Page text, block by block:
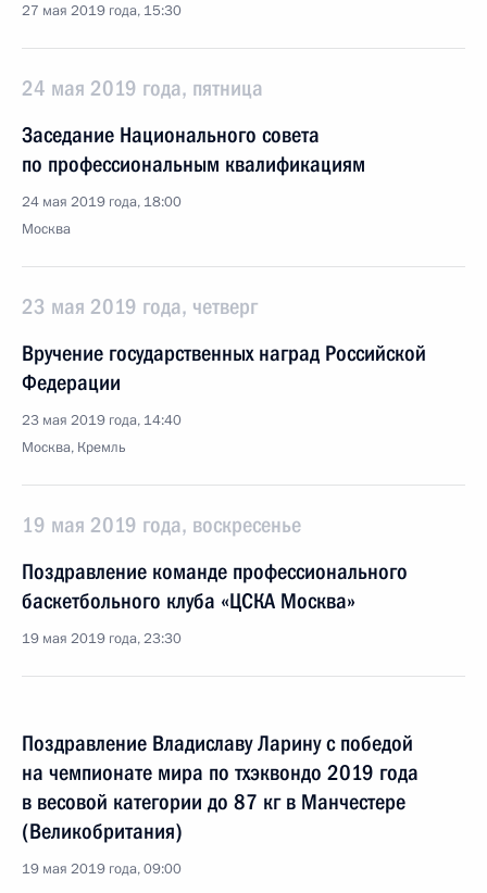
27 мая 2019 года, 15:30
24 мая 2019 года, пятница
Заседание Национального совета
по профессиональным квалификациям
24 мая 2019 года, 18:00
Москва
23 мая 2019 года, четверг
Вручение государственных наград Российской
Федерации
23 мая 2019 года, 14:40
Москва, Кремль
19 мая 2019 года, воскресенье
Поздравление команде профессионального
баскетбольного клуба «ЦСКА Москва»
19 мая 2019 года, 23:30
Поздравление Владиславу Ларину с победой
на чемпионате мира по тхэквондо 2019 года
в весовой категории до 87 кг в Манчестере
(Великобритания)
19 мая 2019 года, 09:00